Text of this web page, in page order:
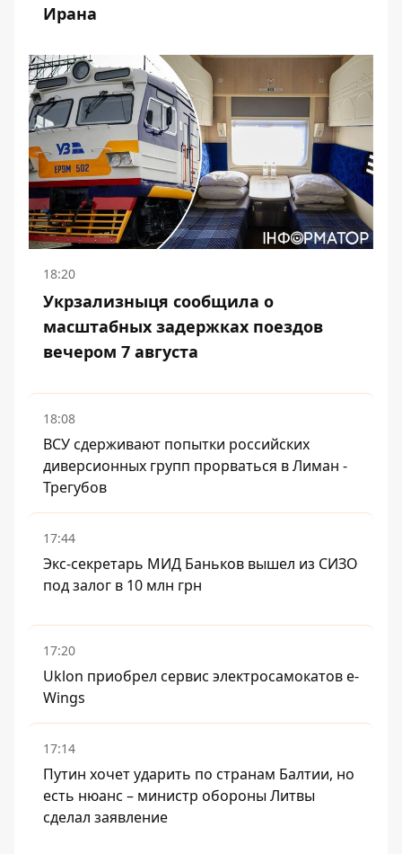
Ирана
18:20
Укрзализныця сообщила о
масштабных задержках поездов
вечером 7 августа
18:08
ВСУ сдерживают попытки российских
диверсионных групп прорваться в Лиман -
Трегубов
17:44
Экс-секретарь МИД Баньков вышел из СИЗО
под залог в 10 млн грн
17:20
Uklon приобрел сервис электросамокатов e-
Wings
17:14
Путин хочет ударить по странам Балтии, но
есть нюанс – министр обороны Литвы
сделал заявление